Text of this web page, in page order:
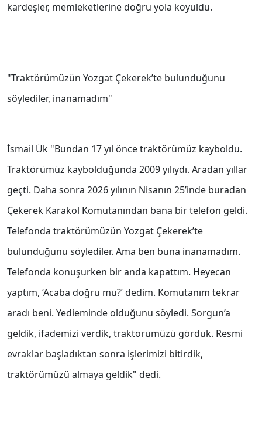
kardeşler, memleketlerine doğru yola koyuldu.
"Traktörümüzün Yozgat Çekerek’te bulunduğunu
söylediler, inanamadım"
İsmail Ük "Bundan 17 yıl önce traktörümüz kayboldu.
Traktörümüz kaybolduğunda 2009 yılıydı. Aradan yıllar
geçti. Daha sonra 2026 yılının Nisanın 25’inde buradan
Çekerek Karakol Komutanından bana bir telefon geldi.
Telefonda traktörümüzün Yozgat Çekerek’te
bulunduğunu söylediler. Ama ben buna inanamadım.
Telefonda konuşurken bir anda kapattım. Heyecan
yaptım, ‘Acaba doğru mu?’ dedim. Komutanım tekrar
aradı beni. Yedieminde olduğunu söyledi. Sorgun’a
geldik, ifademizi verdik, traktörümüzü gördük. Resmi
evraklar başladıktan sonra işlerimizi bitirdik,
traktörümüzü almaya geldik" dedi.